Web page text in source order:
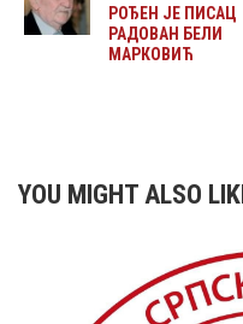
РОЂЕН ЈЕ ПИСАЦ
РАДОВАН БЕЛИ
МАРКОВИЋ
YOU MIGHT ALSO